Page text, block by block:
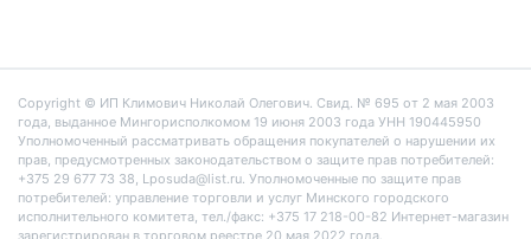
Copyright © ИП Климович Николай Олегович. Cвид. № 695 от 2 мая 2003
года, выданное Мингорисполкомом 19 июня 2003 года УНН 190445950
Уполномоченный рассматривать обращения покупателей о нарушении их
прав, предусмотренных законодательством о защите прав потребителей:
+375 29 677 73 38, Lposuda@list.ru. Уполномоченные по защите прав
потребителей: управление торговли и услуг Минского городского
исполнительного комитета, тел./факс: +375 17 218-00-82 Интернет-магазин
зарегистрирован в торговом реестре 20 мая 2022 года.